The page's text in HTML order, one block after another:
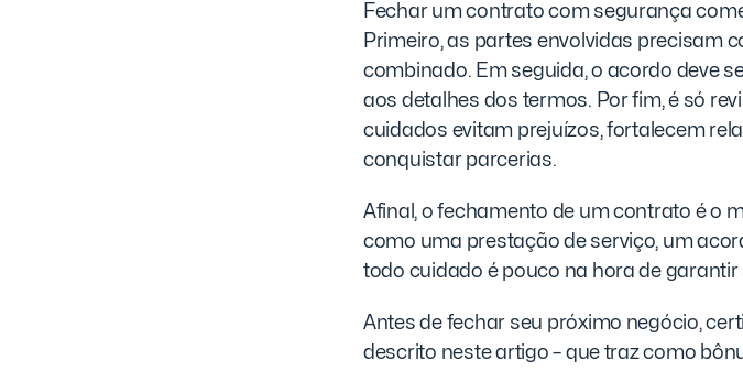
Fechar um contrato com segurança
Primeiro, as partes envolvidas precisam
combinado. Em seguida, o acordo deve
aos detalhes dos termos. Por fim, é só
cuidados evitam prejuízos, fortalecem
conquistar parcerias.
Afinal, o fechamento de um contrato é o
como uma prestação de serviço, um
todo cuidado é pouco na hora de
Antes de fechar seu próximo negócio,
descrito neste artigo – que traz como